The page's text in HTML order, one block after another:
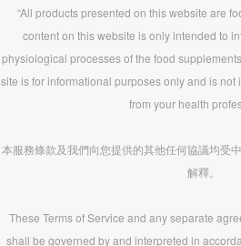
“All products presented on this website are
content on this website is only intended to
physiological processes of the food
site is for informational purposes only and is
from your health
本服務條款及我們向您提供的其他任何協議均受
解釋。
These Terms of Service and any separate
shall be governed by and interpreted in